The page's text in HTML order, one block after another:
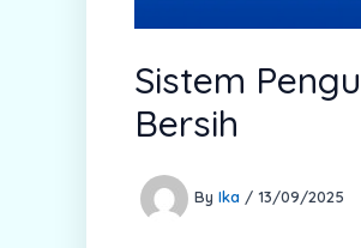
Sistem
Bersih
By Ika / 13/09/2025